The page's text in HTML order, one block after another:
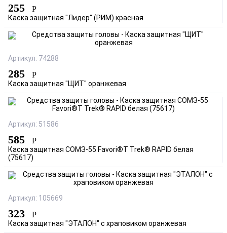
255 Р
Каска защитная "Лидер" (РИМ) красная
Артикул: 74288
285 Р
Каска защитная "ЩИТ" оранжевая
Артикул: 51586
585 Р
Каска защитная СОМЗ-55 Favori®T Trek® RAPID белая
(75617)
Артикул: 105669
323 Р
Каска защитная "ЭТАЛОН" с храповиком оранжевая